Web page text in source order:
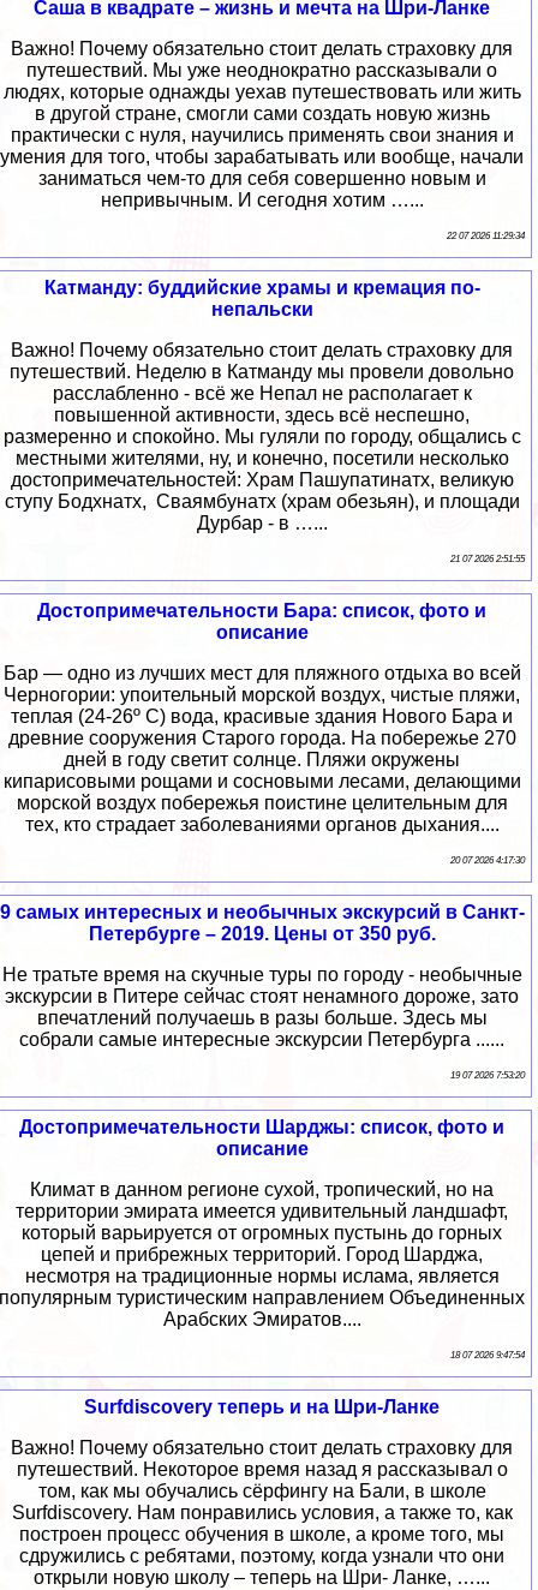
Саша в квадрате – жизнь и мечта на Шри-Ланке
Важно! Почему обязательно стоит делать страховку для
путешествий. Мы уже неоднократно рассказывали о
людях, которые однажды уехав путешествовать или жить
в другой стране, смогли сами создать новую жизнь
практически с нуля, научились применять свои знания и
умения для того, чтобы зарабатывать или вообще, начали
заниматься чем-то для себя совершенно новым и
непривычным. И сегодня хотим …...
22 07 2026 11:29:34
Катманду: буддийские храмы и кремация по-
непальски
Важно! Почему обязательно стоит делать страховку для
путешествий. Неделю в Катманду мы провели довольно
расслабленно - всё же Непал не располагает к
повышенной активности, здесь всё неспешно,
размеренно и спокойно. Мы гуляли по городу, общались с
местными жителями, ну, и конечно, посетили несколько
достопримечательностей: Храм Пашупатинатх, великую
ступу Бодхнатх, Сваямбунатх (храм обезьян), и площади
Дурбар - в …...
21 07 2026 2:51:55
Достопримечательности Бара: список, фото и
описание
Бар — одно из лучших мест для пляжного отдыха во всей
Черногории: упоительный морской воздух, чистые пляжи,
теплая (24-26º С) вода, красивые здания Нового Бара и
древние сооружения Старого города. На побережье 270
дней в году светит солнце. Пляжи окружены
кипарисовыми рощами и сосновыми лесами, делающими
морской воздух побережья поистине целительным для
тех, кто страдает заболеваниями органов дыхания....
20 07 2026 4:17:30
9 самых интересных и необычных экскурсий в Санкт-
Петербурге – 2019. Цены от 350 руб.
Не тратьте время на скучные туры по городу - необычные
экскурсии в Питере сейчас стоят ненамного дороже, зато
впечатлений получаешь в разы больше. Здесь мы
собрали самые интересные экскурсии Петербурга ......
19 07 2026 7:53:20
Достопримечательности Шарджы: список, фото и
описание
Климат в данном регионе сухой, тропический, но на
территории эмирата имеется удивительный ландшафт,
который варьируется от огромных пустынь до горных
цепей и прибрежных территорий. Город Шарджа,
несмотря на традиционные нормы ислама, является
популярным туристическим направлением Объединенных
Арабских Эмиратов....
18 07 2026 9:47:54
Surfdiscovery теперь и на Шри-Ланке
Важно! Почему обязательно стоит делать страховку для
путешествий. Некоторое время назад я рассказывал о
том, как мы обучались сёрфингу на Бали, в школе
Surfdiscovery. Нам понравились условия, а также то, как
построен процесс обучения в школе, а кроме того, мы
сдружились с ребятами, поэтому, когда узнали что они
открыли новую школу – теперь на Шри- Ланке, …...